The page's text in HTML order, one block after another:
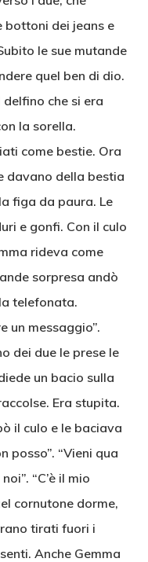
bottoni dei jeans e
le sue mutande
quel ben di dio.
che si era
la sorella.
come bestie. Ora
davano della bestia
figa da paura. Le
e gonfi. Con il culo
rideva come
sorpresa andò
telefonata.
un messaggio”.
dei due le prese le
un bacio sulla
Era stupita.
il culo e le baciava
posso”. “Vieni qua
“C’è il mio
cornutone dorme,
tirati fuori i
Anche Gemma